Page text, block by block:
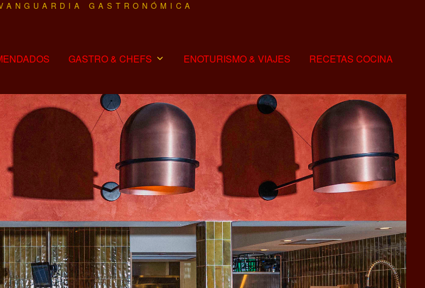
GASTRONÓMICA
GASTRO & CHEFS ENOTURISMO & VIAJES RECETAS COCINA